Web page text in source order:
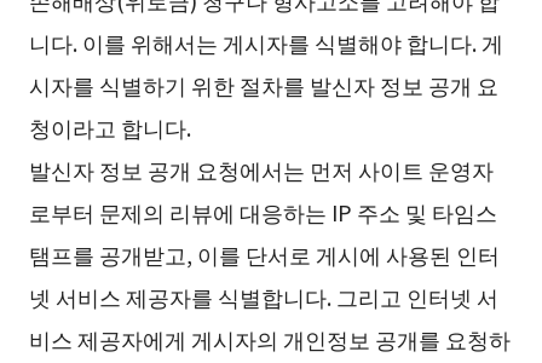
니다. 이를 위해서는 게시자를 식별해야 합니다. 게
시자를 식별하기 위한 절차를 발신자 정보 공개 요
청이라고 합니다.
발신자 정보 공개 요청에서는 먼저 사이트 운영자
로부터 문제의 리뷰에 대응하는 IP 주소 및 타임스
탬프를 공개받고, 이를 단서로 게시에 사용된 인터
넷 서비스 제공자를 식별합니다. 그리고 인터넷 서
비스 제공자에게 게시자의 개인정보 공개를 요청하